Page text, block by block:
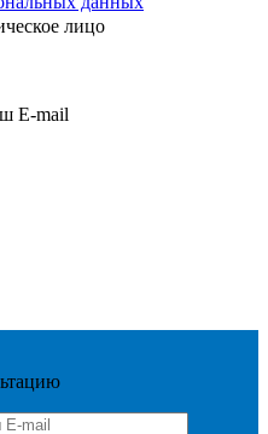
лицо
E-mail